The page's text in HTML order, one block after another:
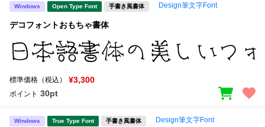
年間ライセンス商品
キャンペーン一覧
新着一覧
Windows Open Type Font 手書き風書体 Design筆文字Font
デコフォントおもちゃ書体
標準価格（税込） ¥3,300
ポイント 30pt
Windows True Type Font 手書き風書体 Design筆文字Font